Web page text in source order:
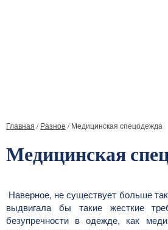
Главная /Разное /Медицинская спецодежда
Медицинская
Наверное, не существует больше
выдвигала бы такие жесткие
безупречности в одежде, как